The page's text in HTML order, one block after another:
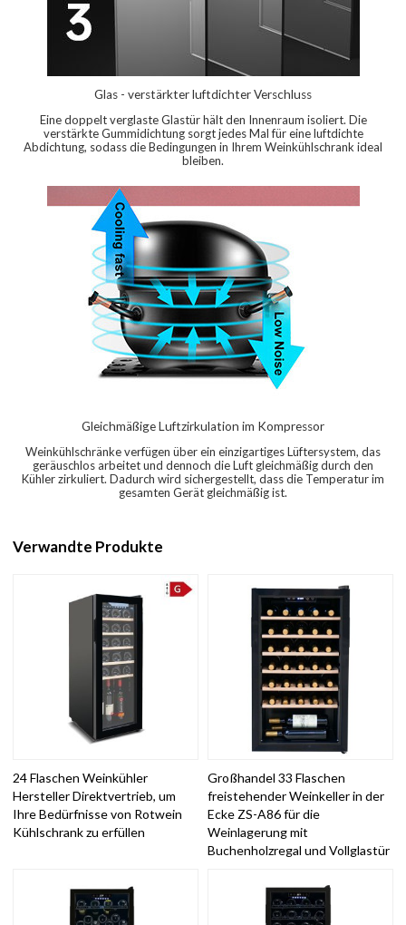
Glas - verstärkter luftdichter Verschluss
Eine doppelt verglaste Glastür hält den Innenraum isoliert. Die
verstärkte Gummidichtung sorgt jedes Mal für eine luftdichte
Abdichtung, sodass die Bedingungen in Ihrem Weinkühlschrank ideal
bleiben.
Gleichmäßige Luftzirkulation im Kompressor
Weinkühlschränke verfügen über ein einzigartiges Lüftersystem, das
geräuschlos arbeitet und dennoch die Luft gleichmäßig durch den
Kühler zirkuliert. Dadurch wird sichergestellt, dass die Temperatur im
gesamten Gerät gleichmäßig ist.
Verwandte Produkte
24 Flaschen Weinkühler
Hersteller Direktvertrieb, um
Ihre Bedürfnisse von Rotwein
Kühlschrank zu erfüllen
Großhandel 33 Flaschen
freistehender Weinkeller in der
Ecke ZS-A86 für die
Weinlagerung mit
Buchenholzregal und Vollglastür